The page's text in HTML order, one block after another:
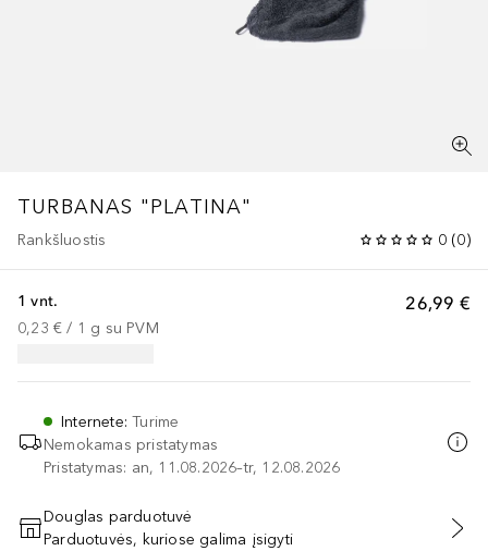
TURBANAS "PLATINA"
Rankšluostis 0 (0)
26,99 €
1 vnt.
0,23 € / 1 g su PVM
Internete:Turime
Nemokamas pristatymas
Pristatymas: an, 11.08.2026–tr, 12.08.2026
PRIDĖTI Į KREPŠELĮ
Douglas parduotuvė
Parduotuvės, kuriose galima įsigyti